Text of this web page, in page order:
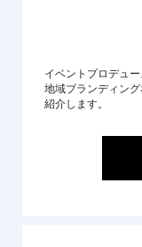
イベントプロデュ
地域ブランディン
紹介します。